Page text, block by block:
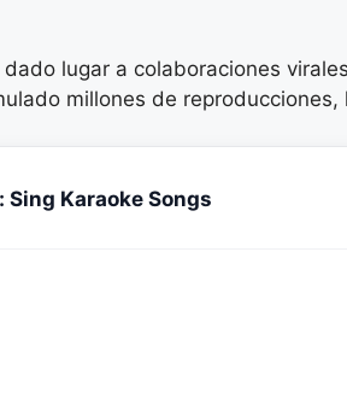
lugar a colaboraciones
millones de
Sing Karaoke Songs